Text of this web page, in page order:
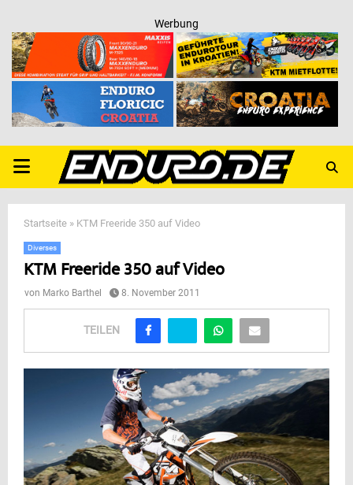
Werbung
PRIMARY
MENU
Startseite » KTM Freeride 350 auf Video
Diverses
KTM Freeride 350 auf Video
von Marko Barthel 8. November 2011
TEILEN